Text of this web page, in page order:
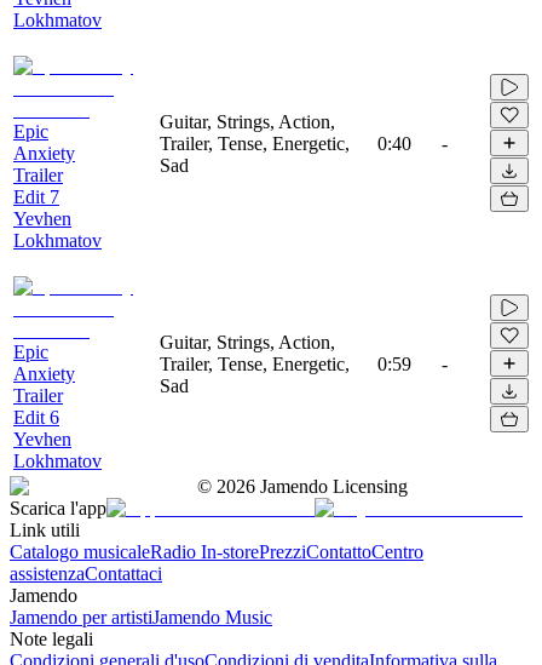
Lokhmatov
Epic
Anxiety
Trailer
Edit 7
Yevhen
Lokhmatov
Guitar, Strings, Action,
Trailer, Tense, Energetic,
Sad
0:40 -
Epic
Anxiety
Trailer
Edit 6
Yevhen
Lokhmatov
Guitar, Strings, Action,
Trailer, Tense, Energetic,
Sad
0:59 -
© 2026 Jamendo Licensing
Scarica l'app
Link utili
Catalogo musicaleRadio In-storePrezziContattoCentro
assistenzaContattaci
Jamendo
Jamendo per artistiJamendo Music
Note legali
Condizioni generali d'usoCondizioni di venditaInformativa sulla